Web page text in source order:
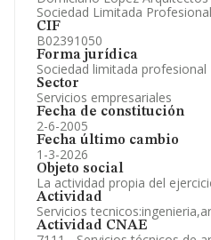
Sociedad Limitada Profesional
CIF
B02391050
Forma jurídica
Sociedad limitada profesional
Sector
Servicios empresariales
Fecha de constitución
2-6-2005
Fecha último cambio
1-3-2026
Objeto social
La actividad propia del
Actividad
Servicios
Actividad CNAE